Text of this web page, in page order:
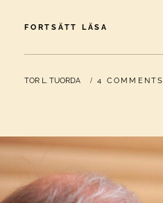
FORTSÄTT LÄSA
KÖPTE
BY
TOR L. TUORDA 4 COMMENTS